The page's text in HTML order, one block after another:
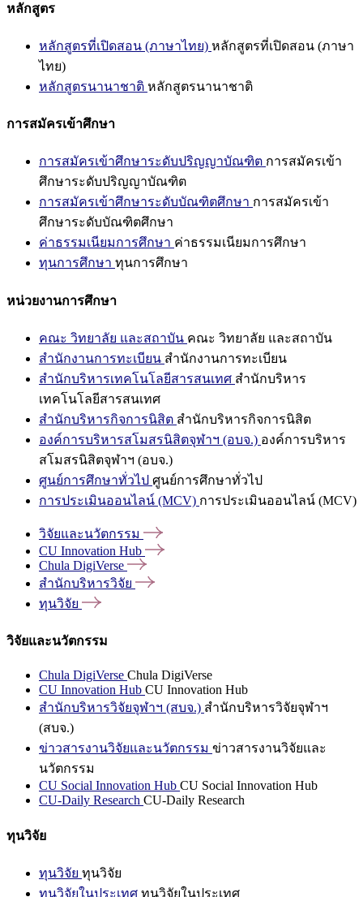
หลักสูตร
หลักสูตรที่เปิดสอน (ภาษาไทย) หลักสูตรที่เปิดสอน (ภาษา
ไทย)
หลักสูตรนานาชาติ หลักสูตรนานาชาติ
การสมัครเข้าศึกษา
การสมัครเข้าศึกษาระดับปริญญาบัณฑิต การสมัครเข้า
ศึกษาระดับปริญญาบัณฑิต
การสมัครเข้าศึกษาระดับบัณฑิตศึกษา การสมัครเข้า
ศึกษาระดับบัณฑิตศึกษา
ค่าธรรมเนียมการศึกษา ค่าธรรมเนียมการศึกษา
ทุนการศึกษา ทุนการศึกษา
หน่วยงานการศึกษา
คณะ วิทยาลัย และสถาบัน คณะ วิทยาลัย และสถาบัน
สำนักงานการทะเบียน สำนักงานการทะเบียน
สำนักบริหารเทคโนโลยีสารสนเทศ สำนักบริหาร
เทคโนโลยีสารสนเทศ
สำนักบริหารกิจการนิสิต สำนักบริหารกิจการนิสิต
องค์การบริหารสโมสรนิสิตจุฬาฯ (อบจ.) องค์การบริหาร
สโมสรนิสิตจุฬาฯ (อบจ.)
ศูนย์การศึกษาทั่วไป ศูนย์การศึกษาทั่วไป
การประเมินออนไลน์ (MCV) การประเมินออนไลน์ (MCV)
วิจัยและนวัตกรรม
CU Innovation Hub
Chula DigiVerse
สำนักบริหารวิจัย
ทุนวิจัย
วิจัยและนวัตกรรม
Chula DigiVerse Chula DigiVerse
CU Innovation Hub CU Innovation Hub
สำนักบริหารวิจัยจุฬาฯ (สบจ.) สำนักบริหารวิจัยจุฬาฯ
(สบจ.)
ข่าวสารงานวิจัยและนวัตกรรม ข่าวสารงานวิจัยและ
นวัตกรรม
CU Social Innovation Hub CU Social Innovation Hub
CU-Daily Research CU-Daily Research
ทุนวิจัย
ทุนวิจัย ทุนวิจัย
ทุนวิจัยในประเทศ ทุนวิจัยในประเทศ